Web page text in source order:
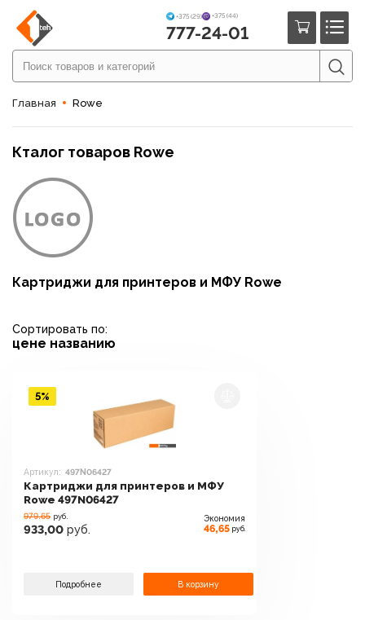
+375 (29) +375 (44)
777-24-01
Главная Rowe
Кталог товаров Rowe
Картриджи для принтеров и МФУ Rowe
Сортировать по:
цене названию
Артикул: 497N06427
Картриджи для принтеров и МФУ
Rowe 497N06427
979.65 руб.
933,00 руб.
Экономия
46,65 руб.
Подробнее В корзину
5%